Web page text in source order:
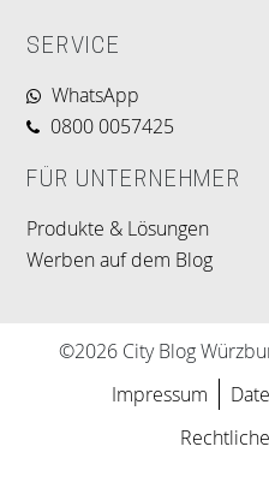
SERVICE
WhatsApp
0800 0057425
FÜR UNTERNEHMER
Produkte & Lösungen
Werben auf dem Blog
©2026 City Blog
Impressum